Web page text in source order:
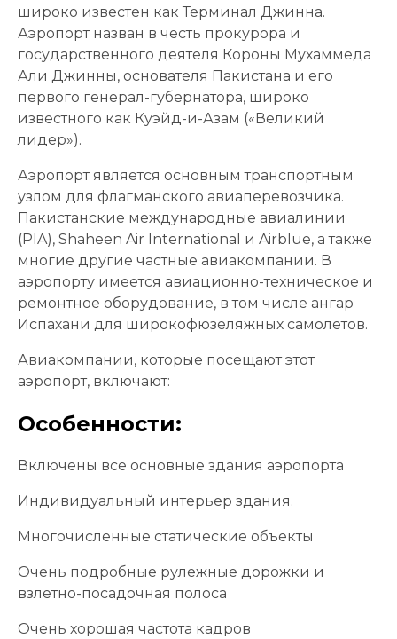
широко известен как Терминал Джинна.
Аэропорт назван в честь прокурора и
государственного деятеля Короны Мухаммеда
Али Джинны, основателя Пакистана и его
первого генерал-губернатора, широко
известного как Куэйд-и-Азам («Великий
лидер»).
Аэропорт является основным транспортным
узлом для флагманского авиаперевозчика.
Пакистанские международные авиалинии
(PIA), Shaheen Air International и Airblue, а также
многие другие частные авиакомпании. В
аэропорту имеется авиационно-техническое и
ремонтное оборудование, в том числе ангар
Испахани для широкофюзеляжных самолетов.
Авиакомпании, которые посещают этот
аэропорт, включают:
Особенности:
Включены все основные здания аэропорта
Индивидуальный интерьер здания.
Многочисленные статические объекты
Очень подробные рулежные дорожки и
взлетно-посадочная полоса
Очень хорошая частота кадров